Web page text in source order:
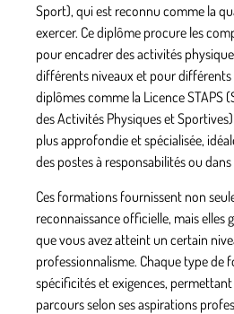
Sport), qui est reconnu comme la
exercer. Ce diplôme procure les
pour encadrer des activités
différents niveaux et pour différents
diplômes comme la Licence STAPS
des Activités Physiques et
plus approfondie et spécialisée,
des postes à responsabilités ou dans
Ces formations fournissent non
reconnaissance officielle, mais elles
que vous avez atteint un certain
professionnalisme. Chaque type de
spécificités et exigences, permettant
parcours selon ses aspirations